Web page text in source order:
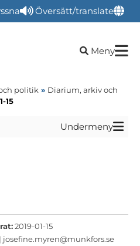
Översätt/translate
Öppna
Meny
politik » Diarium, arkiv och
15
Undermeny
2019-01-15
josefine.myren@munkfors.se